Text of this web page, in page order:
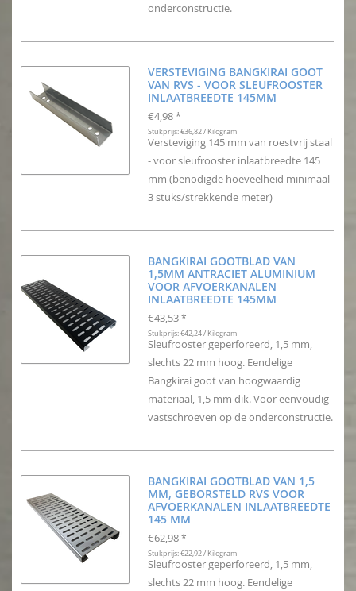
onderconstructie.
VERSTEVIGING BANGKIRAI GOOT
VAN RVS - VOOR SLEUFROOSTER
INLAATBREEDTE 145MM
€4,98 *
Stukprijs: €36,82 / Kilogram
Versteviging 145 mm van roestvrij staal
- voor sleufrooster inlaatbreedte 145
mm (benodigde hoeveelheid minimaal
3 stuks/strekkende meter)
BANGKIRAI GOOTBLAD VAN
1,5MM ANTRACIET ALUMINIUM
VOOR AFVOERKANALEN
INLAATBREEDTE 145MM
€43,53 *
Stukprijs: €42,24 / Kilogram
Sleufrooster geperforeerd, 1,5 mm,
slechts 22 mm hoog. Eendelige
Bangkirai goot van hoogwaardig
materiaal, 1,5 mm dik. Voor eenvoudig
vastschroeven op de onderconstructie.
BANGKIRAI GOOTBLAD VAN 1,5
MM, GEBORSTELD RVS VOOR
AFVOERKANALEN INLAATBREEDTE
145 MM
€62,98 *
Stukprijs: €22,92 / Kilogram
Sleufrooster geperforeerd, 1,5 mm,
slechts 22 mm hoog. Eendelige